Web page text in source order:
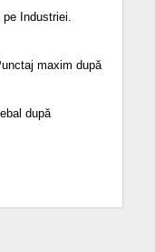
pe Industriei.
maxim după
după